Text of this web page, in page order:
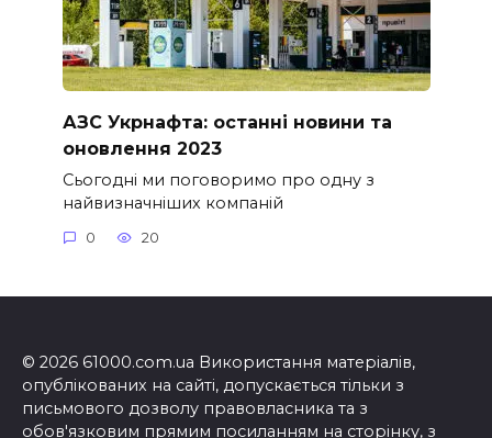
АЗС Укрнафта: останні новини та
оновлення 2023
Сьогодні ми поговоримо про одну з
найвизначніших компаній
0 20
© 2026 61000.com.ua Використання матеріалів,
опублікованих на сайті, допускається тільки з
письмового дозволу правовласника та з
обов'язковим прямим посиланням на сторінку, з